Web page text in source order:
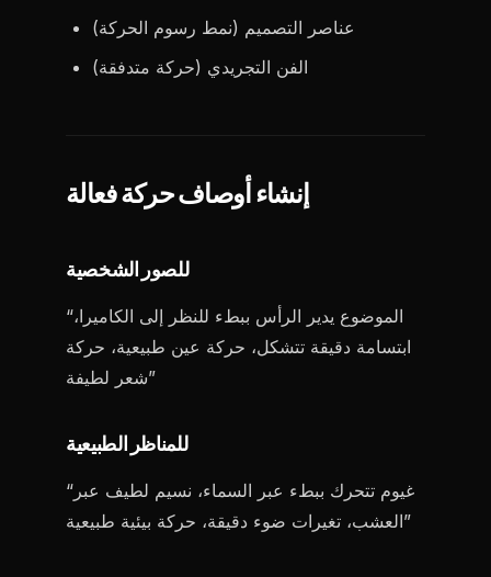
عناصر التصميم (نمط رسوم الحركة)
الفن التجريدي (حركة متدفقة)
إنشاء أوصاف حركة فعالة
للصور الشخصية
“الموضوع يدير الرأس ببطء للنظر إلى الكاميرا،
ابتسامة دقيقة تتشكل، حركة عين طبيعية، حركة
شعر لطيفة”
للمناظر الطبيعية
“غيوم تتحرك ببطء عبر السماء، نسيم لطيف عبر
العشب، تغيرات ضوء دقيقة، حركة بيئية طبيعية”